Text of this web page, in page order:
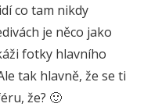
co tam nikdy
je něco jako
fotky hlavního
tak hlavně, že se ti
že? 🙂